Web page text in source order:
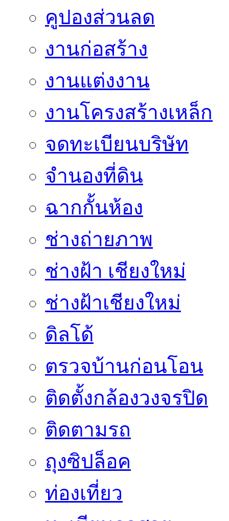
คูปองส่วนลด
งานก่อสร้าง
งานแต่งงาน
งานโครงสร้างเหล็ก
จดทะเบียนบริษัท
จำนองที่ดิน
ฉากกั้นห้อง
ช่างถ่ายภาพ
ช่างฝ้า เชียงใหม่
ช่างฝ้าเชียงใหม่
ดิลโด้
ตรวจบ้านก่อนโอน
ติดตั้งกล้องวงจรปิด
ติดตามรถ
ถุงซิปล็อค
ท่องเที่ยว